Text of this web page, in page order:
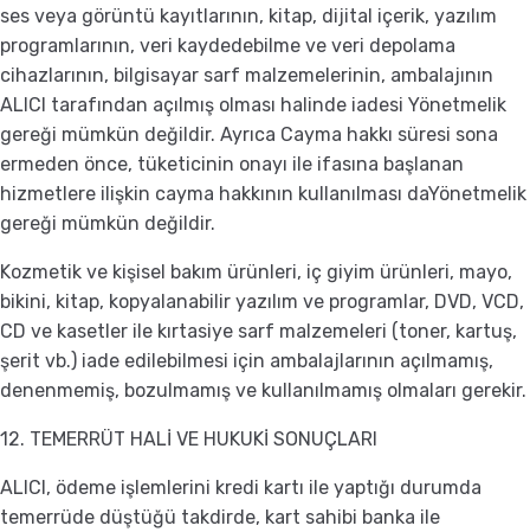
ses veya görüntü kayıtlarının, kitap, dijital içerik, yazılım
programlarının, veri kaydedebilme ve veri depolama
cihazlarının, bilgisayar sarf malzemelerinin, ambalajının
ALICI tarafından açılmış olması halinde iadesi Yönetmelik
gereği mümkün değildir. Ayrıca Cayma hakkı süresi sona
ermeden önce, tüketicinin onayı ile ifasına başlanan
hizmetlere ilişkin cayma hakkının kullanılması daYönetmelik
gereği mümkün değildir.
Kozmetik ve kişisel bakım ürünleri, iç giyim ürünleri, mayo,
bikini, kitap, kopyalanabilir yazılım ve programlar, DVD, VCD,
CD ve kasetler ile kırtasiye sarf malzemeleri (toner, kartuş,
şerit vb.) iade edilebilmesi için ambalajlarının açılmamış,
denenmemiş, bozulmamış ve kullanılmamış olmaları gerekir.
12. TEMERRÜT HALİ VE HUKUKİ SONUÇLARI
ALICI, ödeme işlemlerini kredi kartı ile yaptığı durumda
temerrüde düştüğü takdirde, kart sahibi banka ile